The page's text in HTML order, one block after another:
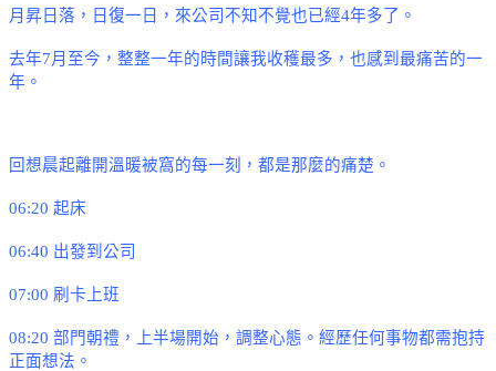
月昇日落，日復一日，來公司不知不覺也已經4年多了 。
去年7月至今 ，整整一年的時間讓我收穫最多，也感到最痛苦的一
年 。
回想晨起離開溫暖被窩的每一刻 ，都是那麼的痛楚 。
06:20 起床
06:40 出發到公司
07:00 刷卡上班
08:20 部門朝禮 ，上半場開始，調整心態 。 經歷任何事物都需抱持
正面想法 。